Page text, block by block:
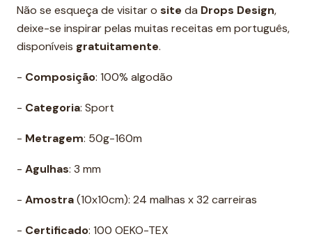
Não se esqueça de visitar o site da Drops Design,
deixe-se inspirar pelas muitas receitas em português,
disponíveis gratuitamente.
- Composição: 100% algodão
- Categoria: Sport
- Metragem: 50g-160m
- Agulhas: 3 mm
- Amostra(10x10cm): 24 malhas x 32 carreiras
- Certificado: 100 OEKO-TEX